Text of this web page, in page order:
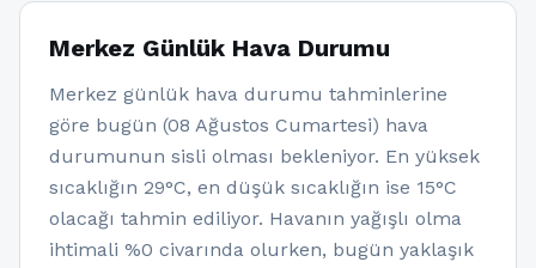
Merkez Günlük Hava Durumu
Merkez günlük hava durumu tahminlerine
göre bugün (08 Ağustos Cumartesi) hava
durumunun sisli olması bekleniyor. En yüksek
sıcaklığın 29°C, en düşük sıcaklığın ise 15°C
olacağı tahmin ediliyor. Havanın yağışlı olma
ihtimali %0 civarında olurken, bugün yaklaşık